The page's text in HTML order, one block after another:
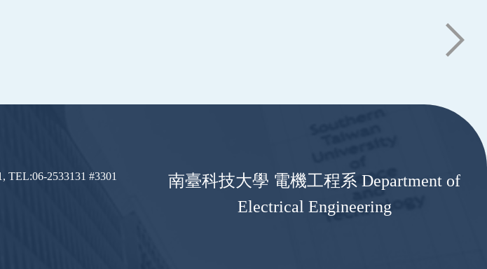
南臺科技大學 電機工程系 Department of
Electrical Engineering
TEL:06-2533131 #3301